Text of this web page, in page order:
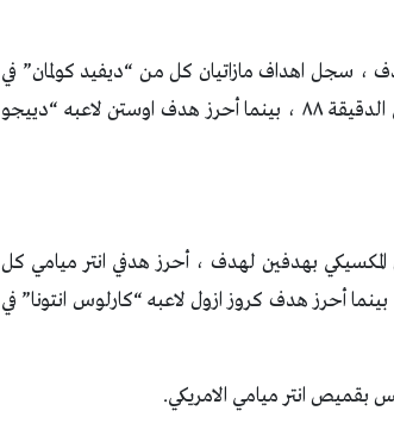
لهدف ، سجل اهداف مازاتيان كل من “ديفيد كولمان” في
الدقيقة ٤٩ ، “اندرياس مونتانو” في الدقيقة ٦٧ ، “الكسندر بيلو” في الدقيقة ٨٨ ، بينما أحرز هدف اوستن لاعبه “دييجو
المكسيكي بهدفين لهدف ، أحرز هدفي انتر ميامي كل
تايلور” في الدقيقة ٤٤ ، “ليونيل ميسي” في الدقيقة ٩٤ ، بينما أحرز هدف كروز ازول لاعبه “كارلوس انتونا” في
بقميص انتر ميامي الامريكي.